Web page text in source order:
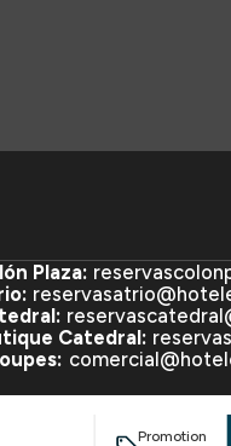
Promotion
Plaza:
Catedral: